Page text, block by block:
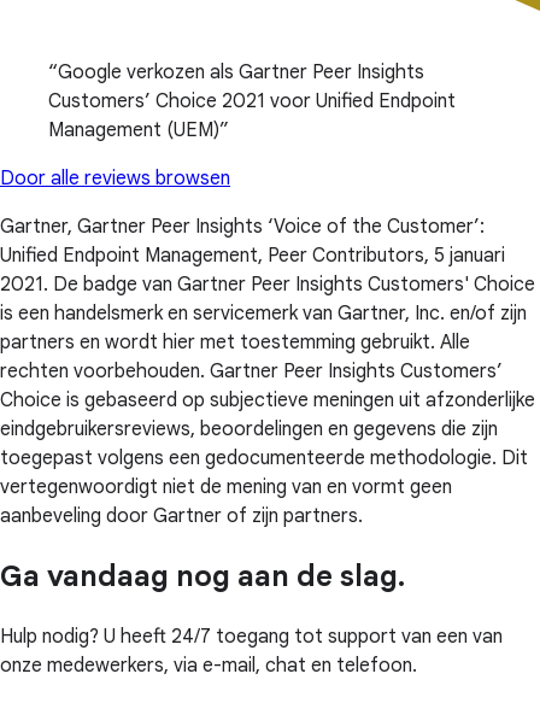
Google verkozen als Gartner Peer Insights
Customers’ Choice 2021 voor Unified Endpoint
Management (UEM)
Door alle reviews browsen
Gartner, Gartner Peer Insights ‘Voice of the Customer’:
Unified Endpoint Management, Peer Contributors, 5 januari
2021. De badge van Gartner Peer Insights Customers' Choice
is een handelsmerk en servicemerk van Gartner, Inc. en/of zijn
partners en wordt hier met toestemming gebruikt. Alle
rechten voorbehouden. Gartner Peer Insights Customers’
Choice is gebaseerd op subjectieve meningen uit afzonderlijke
eindgebruikersreviews, beoordelingen en gegevens die zijn
toegepast volgens een gedocumenteerde methodologie. Dit
vertegenwoordigt niet de mening van en vormt geen
aanbeveling door Gartner of zijn partners.
Ga vandaag nog aan de slag.
Hulp nodig? U heeft 24/7 toegang tot support van een van
onze medewerkers, via e-mail, chat en telefoon.